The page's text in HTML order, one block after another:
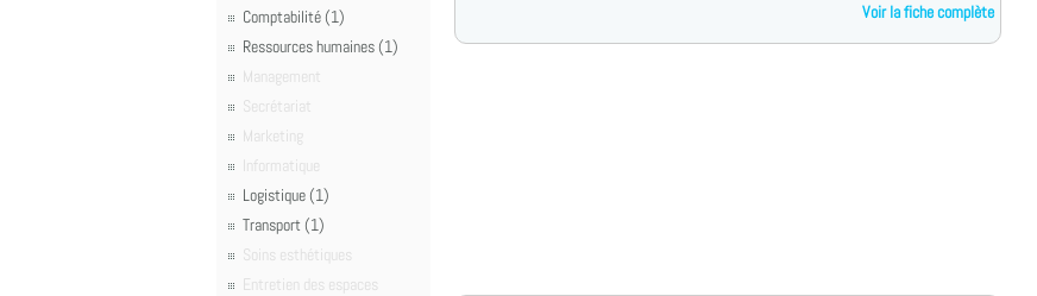
Comptabilité (1)
Ressources humaines (1)
Management
Secrétariat
Marketing
Informatique
Logistique (1)
Transport (1)
Soins esthétiques
Entretien des espaces
Voir la fiche complète